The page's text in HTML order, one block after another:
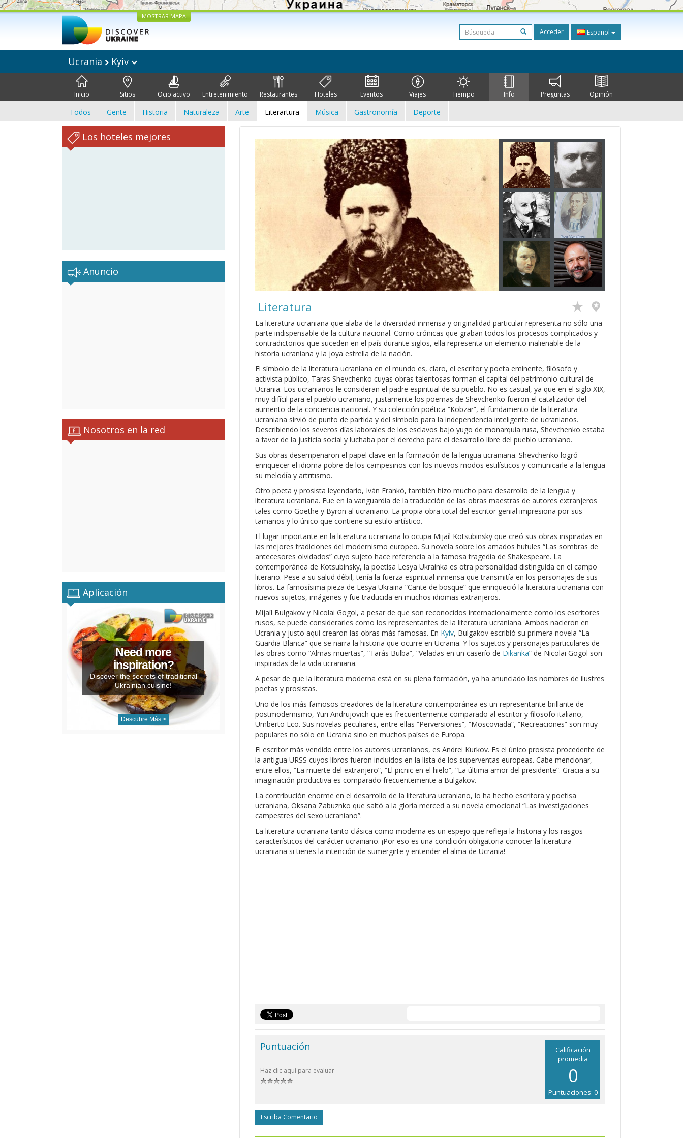
MOSTRAR MAPA
Acceder Español
Ucrania Kyiv
Inicio Sitios Ocio activo Entretenimiento Restaurantes Hoteles Eventos Viajes Tiempo Info Preguntas Opinión
Todos Gente Historia Naturaleza Arte Literartura Música Gastronomía Deporte
Los hoteles mejores
Anuncio
Nosotros en la red
Aplicación
Need more
inspiration?
Discover the secrets of traditional
Ukrainian cuisine!
Descubre Más >
Literatura
La literatura ucraniana que alaba de la diversidad inmensa y originalidad particular representa no sólo una
parte indispensable de la cultura nacional. Como crónicas que graban todos los procesos complicados y
contradictorios que suceden en el país durante siglos, ella representa un elemento inalienable de la
historia ucraniana y la joya estrella de la nación.
El símbolo de la literatura ucraniana en el mundo es, claro, el escritor y poeta eminente, filósofo y
activista público, Taras Shevchenko cuyas obras talentosas forman el capital del patrimonio cultural de
Ucrania. Los ucranianos le consideran el padre espiritual de su pueblo. No es casual, ya que en el siglo XIX,
muy difícil para el pueblo ucraniano, justamente los poemas de Shevchenko fueron el catalizador del
aumento de la conciencia nacional. Y su colección poética “Kobzar”, el fundamento de la literatura
ucraniana sirvió de punto de partida y del símbolo para la independencia inteligente de ucranianos.
Describiendo los severos días laborales de los esclavos bajo yugo de monarquía rusa, Shevchenko estaba
a favor de la justicia social y luchaba por el derecho para el desarrollo libre del pueblo ucraniano.
Sus obras desempeñaron el papel clave en la formación de la lengua ucraniana. Shevchenko logró
enriquecer el idioma pobre de los campesinos con los nuevos modos estilísticos y comunicarle a la lengua
su melodía y artritismo.
Otro poeta y prosista leyendario, Iván Frankó, también hizo mucho para desarrollo de la lengua y
literatura ucraniana. Fue en la vanguardia de la traducción de las obras maestras de autores extranjeros
tales como Goethe y Byron al ucraniano. La propia obra total del escritor genial impresiona por sus
tamaños y lo único que contiene su estilo artístico.
El lugar importante en la literatura ucraniana lo ocupa Mijaíl Kotsubinsky que creó sus obras inspiradas en
las mejores tradiciones del modernismo europeo. Su novela sobre los amados hutules “Las sombras de
antecesores olvidados” cuyo sujeto hace referencia a la famosa tragedia de Shakespeare. La
contemporánea de Kotsubinsky, la poetisa Lesya Ukrainka es otra personalidad distinguida en el campo
literario. Pese a su salud débil, tenía la fuerza espiritual inmensa que transmitía en los personajes de sus
libros. La famosísima pieza de Lesya Ukraina “Cante de bosque” que enriqueció la literatura ucraniana con
nuevos sujetos, imágenes y fue traducida en muchos idiomas extranjeros.
Mijaíl Bulgakov y Nicolai Gogol, a pesar de que son reconocidos internacionalmente como los escritores
rusos, se puede considerarles como los representantes de la literatura ucraniana. Ambos nacieron en
Ucrania y justo aquí crearon las obras más famosas. En Kyiv, Bulgakov escribió su primera novela “La
Guardia Blanca” que se narra la historia que ocurre en Ucrania. Y los sujetos y personajes particulares de
las obras como “Almas muertas”, “Tarás Bulba”, “Veladas en un caserío de Dikanka” de Nicolai Gogol son
inspiradas de la vida ucraniana.
A pesar de que la literatura moderna está en su plena formación, ya ha anunciado los nombres de ilustres
poetas y prosistas.
Uno de los más famosos creadores de la literatura contemporánea es un representante brillante de
postmodernismo, Yuri Andrujovich que es frecuentemente comparado al escritor y filosofo italiano,
Umberto Eco. Sus novelas peculiares, entre ellas “Perversiones”, “Moscoviada”, “Recreaciones” son muy
populares no sólo en Ucrania sino en muchos países de Europa.
El escritor más vendido entre los autores ucranianos, es Andrei Kurkov. Es el único prosista procedente de
la antigua URSS cuyos libros fueron incluidos en la lista de los superventas europeas. Cabe mencionar,
entre ellos, “La muerte del extranjero”, “El picnic en el hielo”, “La última amor del presidente”. Gracia a su
imaginación productiva es comparado frecuentemente a Bulgakov.
La contribución enorme en el desarrollo de la literatura ucraniano, lo ha hecho escritora y poetisa
ucraniana, Oksana Zabuznko que saltó a la gloria merced a su novela emocional “Las investigaciones
campestres del sexo ucraniano”.
La literatura ucraniana tanto clásica como moderna es un espejo que refleja la historia y los rasgos
característicos del carácter ucraniano. ¡Por eso es una condición obligatoria conocer la literatura
ucraniana si tienes la intención de sumergirte y entender el alma de Ucrania!
Calificación
promedia
0
Puntuaciones: 0
Puntuación
Haz clic aquí para evaluar
Escriba Comentario